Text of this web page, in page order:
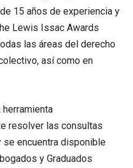
15 años de experiencia y
Lewis Issac Awards
las áreas del derecho
así como en
herramienta
resolver las consultas
se encuentra disponible
y Graduados